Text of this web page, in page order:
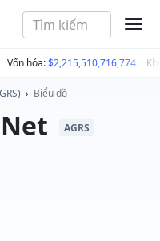
Vốn hóa:$2,215,510,716,774
› Biểu đồ
AGRS